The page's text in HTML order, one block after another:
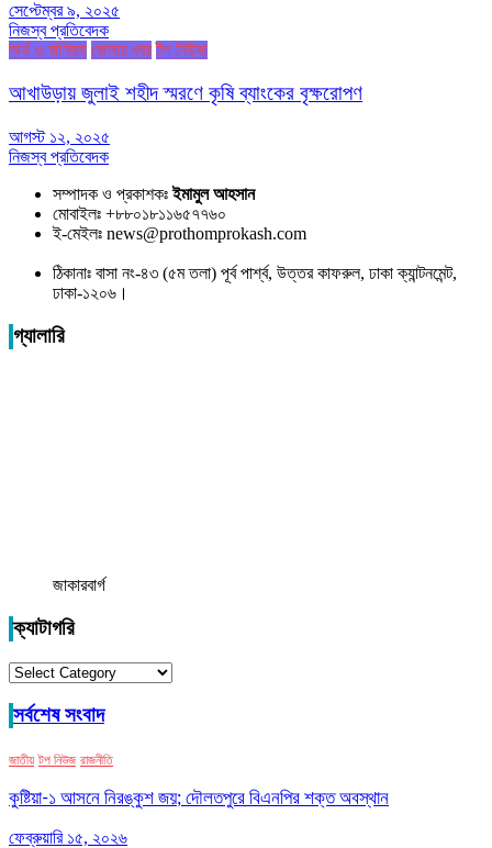
সেপ্টেম্বর ৯, ২০২৫
নিজস্ব প্রতিবেদক
অর্থ ও বাণিজ্য জেলার খবর টপ নিউজ
আখাউড়ায় জুলাই শহীদ স্মরণে কৃষি ব্যাংকের বৃক্ষরোপণ
আগস্ট ১২, ২০২৫
নিজস্ব প্রতিবেদক
সম্পাদক ও প্রকাশকঃইমামুল আহসান
মোবাইলঃ +৮৮০১৮১১৬৫৭৭৬০
ই-মেইলঃ news@prothomprokash.com
ঠিকানাঃ বাসা নং-৪৩ (৫ম তলা) পূর্ব পার্শ্ব, উত্তর কাফরুল, ঢাকা ক্যান্টনমেন্ট,
ঢাকা-১২০৬।
গ্যালারি
জাকারবার্গ
ক্যাটাগরি
ক্যাটাগরি
সর্বশেষ সংবাদ
জাতীয় টপ নিউজ রাজনীতি
কুষ্টিয়া-১ আসনে নিরঙ্কুশ জয়; দৌলতপুরে বিএনপির শক্ত অবস্থান
ফেব্রুয়ারি ১৫, ২০২৬